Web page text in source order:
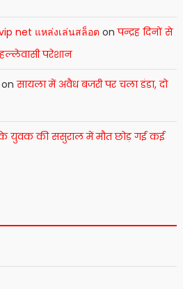
net แหล่งเล่นสล็อต onपन्द्रह दिनों से
परेशान
onसायला में अवैध बजरी पर चला डंडा, दो
के युवक की ससुराल में मौत छोड़ गई कई